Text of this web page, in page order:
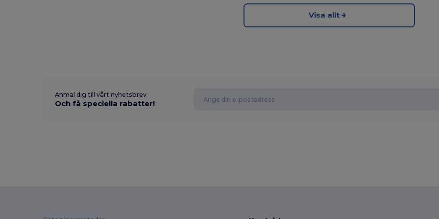
Visa allt
Anmäl dig till vårt nyhetsbrev
Och få speciella rabatter!